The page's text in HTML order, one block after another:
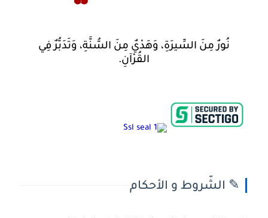
نُورٌ مِنَ السِّيرَةِ، وَهَدْيٌ مِنَ السُّنَّةِ، وَتَدَبُّرٌ فِي
القُرْآنِ.
✎ الشّروط و الأحكام